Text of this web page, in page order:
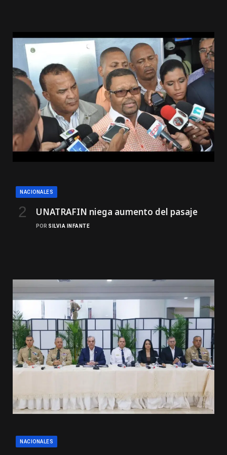
NACIONALES
UNATRAFIN niega aumento del pasaje
POR SILVIA INFANTE
NACIONALES